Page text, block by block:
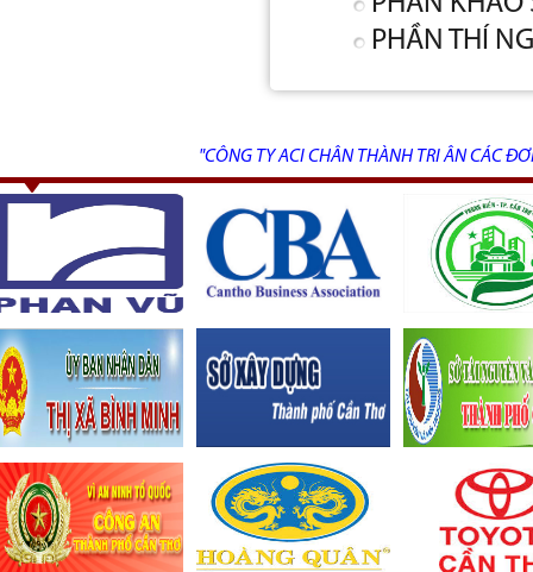
PHẦN THÍ
"CÔNG TY ACI CHÂN THÀNH TRI ÂN CÁC